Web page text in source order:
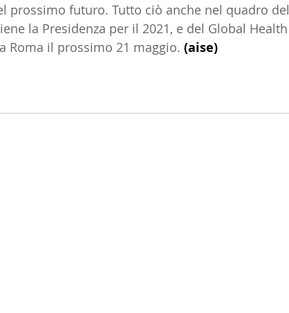
ITALIANI ALL'ESTERO 19 - EUROPA
prossimo futuro. Tutto ciò anche nel quadro del
la Presidenza per il 2021, e del Global Health
Roma il prossimo 21 maggio. (aise)